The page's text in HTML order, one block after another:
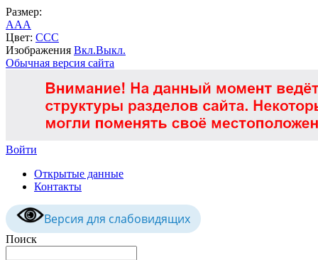
Размер:
AAA
Цвет: CCC
Изображения Вкл.Выкл.
Обычная версия сайта
Войти
Открытые данные
Контакты
Версия для слабовидящих
Поиск